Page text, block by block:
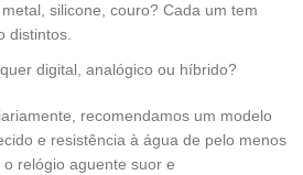
metal, silicone, couro? Cada um tem
distintos.
quer digital, analógico ou híbrido?
recomendamos um modelo
e resistência à água de pelo menos
relógio aguente suor e